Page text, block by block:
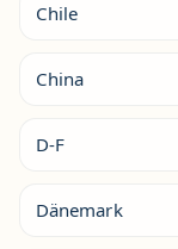
Chile
China
D-F
Dänemark